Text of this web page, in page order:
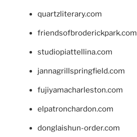
quartzliterary.com
friendsofbroderickpark.com
studiopiattellina.com
jannagrillspringfield.com
fujiyamacharleston.com
elpatronchardon.com
donglaishun-order.com